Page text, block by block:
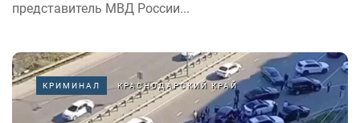
представитель МВД России...
КРИМИНАЛ КРАСНОДАРСКИЙ КРАЙ